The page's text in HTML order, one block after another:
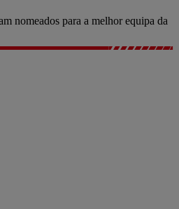
nomeados para a melhor equipa da